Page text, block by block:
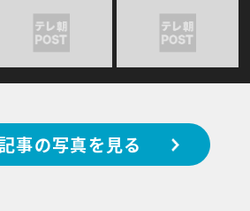
事の写真を見る